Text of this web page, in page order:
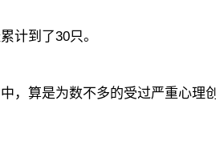
计到了30只。
，算是为数不多的受过严重心理